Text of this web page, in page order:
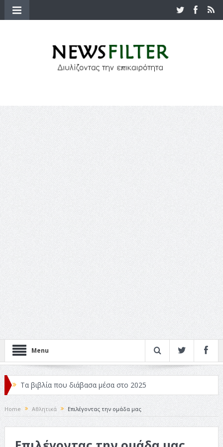
Menu
Τα βιβλία που διάβασα μέσα στο 2025
Κριτικές ταινιών: Ο Ντι Κάπριο και ο Λάνθιμος
Σχεδιασμός που «Μιλάει» Χωρίς Λέξεις
Σπιρτόκουτο: η απόλυτη αντισυμβατική καλοκαιρινή
Home Αθλητικά Επιλέγοντας την ομάδα μας